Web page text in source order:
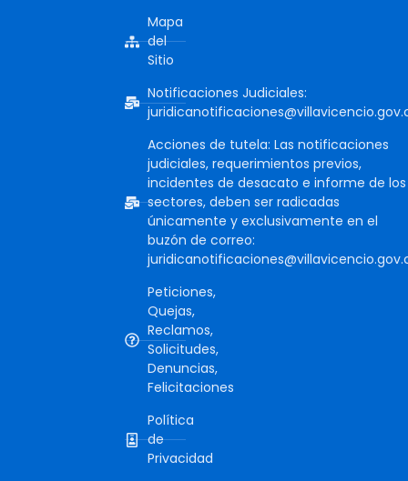
Mapa
del
Sitio
Notificaciones Judiciales:
Acciones de tutela: Las notificaciones
judiciales, requerimientos previos,
incidentes de desacato e informe de los
sectores, deben ser radicadas
únicamente y exclusivamente en el
buzón de correo:
Peticiones,
Quejas,
Reclamos,
Solicitudes,
Denuncias,
Felicitaciones
Política
de
Privacidad